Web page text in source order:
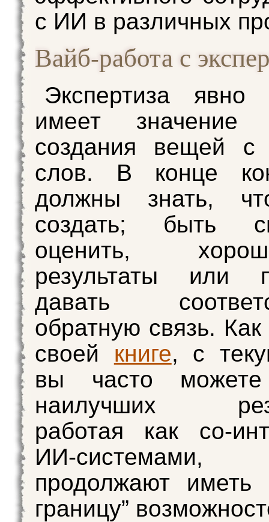
с ИИ в различных
Вайб-работа с
Экспертиза
имеет
создания вещей
слов. В конце
должны знать,
создать; быть
оценить,
результаты или
давать
обратную связь.
своей книге, с
вы часто можете
наилучших
работая как со-
ИИ-системами,
продолжают иметь
границу”